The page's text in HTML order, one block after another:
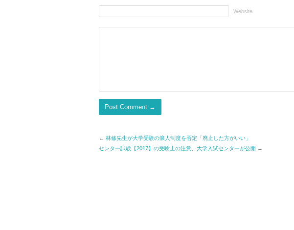
Website
← 林修先生が大学受験の浪人制度を否定「廃止した方がいい」
センター試験【2017】の受験上の注意、大学入試センターが公開 →